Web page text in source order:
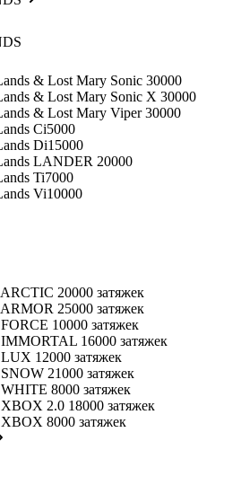
& Lost Mary Sonic 30000
& Lost Mary Sonic X 30000
& Lost Mary Viper 30000
Ci5000
Di15000
LANDER 20000
Ti7000
Vi10000
20000 затяжек
25000 затяжек
10000 затяжек
16000 затяжек
12000 затяжек
21000 затяжек
8000 затяжек
2.0 18000 затяжек
8000 затяжек